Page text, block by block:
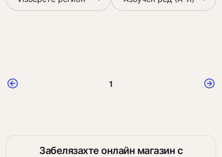
1
Забелязахте онлайн магазин с